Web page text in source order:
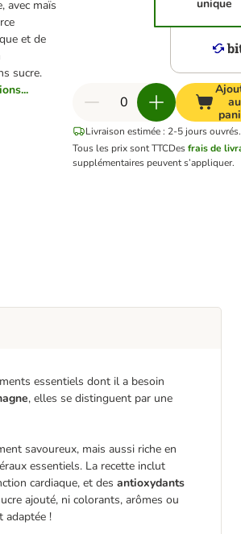
avec maïs
et de
sucre.
unique
au
Livraison estimée : 2-5 jours ouvrés.
Tous les prix sont TTCDesfrais de
supplémentaires peuvent s’appliquer.
essentiels dont il a besoin
, elles se distinguent par une
savoureux, mais aussi riche en
essentiels. La recette inclut
cardiaque, et des antioxydants
ajouté, ni colorants, arômes ou
adaptée !